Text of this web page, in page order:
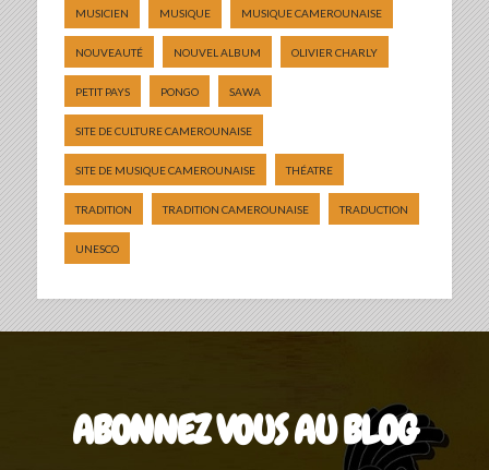
MUSICIEN MUSIQUE MUSIQUE CAMEROUNAISE
NOUVEAUTÉ NOUVEL ALBUM OLIVIER CHARLY
PETIT PAYS PONGO SAWA
SITE DE CULTURE CAMEROUNAISE
SITE DE MUSIQUE CAMEROUNAISE THÉATRE
TRADITION TRADITION CAMEROUNAISE TRADUCTION
UNESCO
ABONNEZ VOUS AU BLOG